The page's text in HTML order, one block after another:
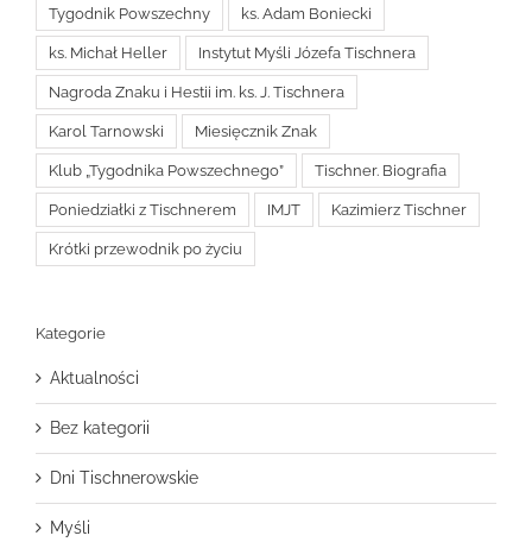
Tygodnik Powszechny ks. Adam Boniecki
ks. Michał Heller Instytut Myśli Józefa Tischnera
Nagroda Znaku i Hestii im. ks. J. Tischnera
Karol Tarnowski Miesięcznik Znak
Klub „Tygodnika Powszechnego” Tischner. Biografia
Poniedziałki z Tischnerem IMJT Kazimierz Tischner
Krótki przewodnik po życiu
Kategorie
Aktualności
Bez kategorii
Dni Tischnerowskie
Myśli